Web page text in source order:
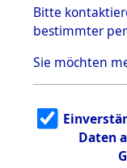
1.2.9.2
Effekten
dem KZ
1.2.9.3
Effekten
dem KZ
Bitte
bestimmter
Sie möchten
Daten